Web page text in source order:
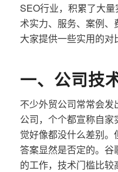
SEO行业，积累了大
术实力、服务、案例
大家提供一些实用的对
一、公司技
不少外贸公司常常会
公司，个个都宣称自
觉好像都没什么差别。
答案显然是否定的。
的工作，技术门槛比